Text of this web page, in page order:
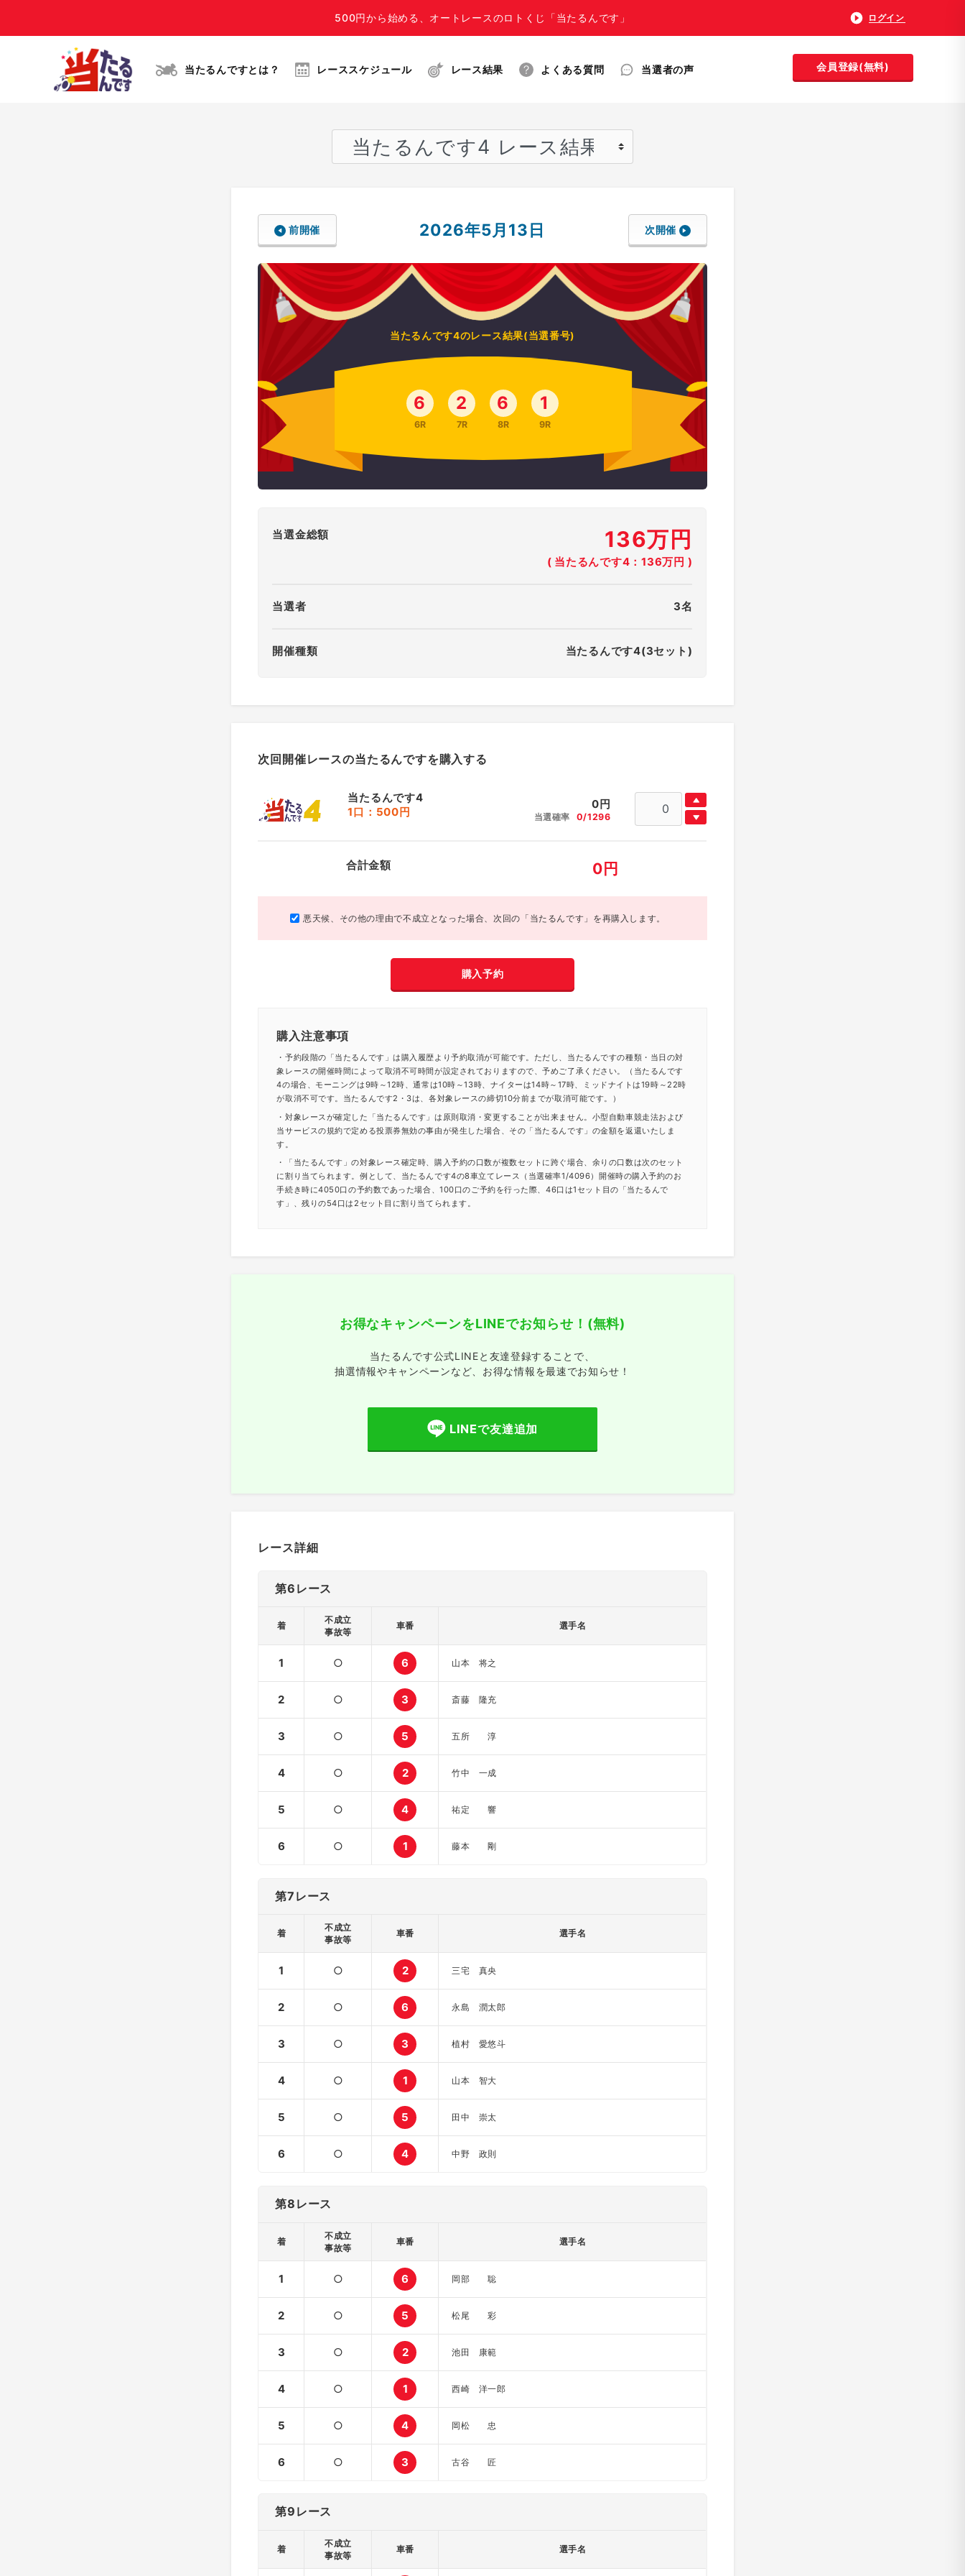
500円から始める、オートレースのロトくじ「当たるんです」 ログイン
当たるんですとは？ レーススケジュール レース結果 よくある質問 当選者の声 会員登録(無料)
前開催 2026年5月13日 次開催
当たるんです4のレース結果(当選番号)
6
6R
2
7R
6
8R
1
9R
当選金総額 136万円
( 当たるんです4：136万円 )
当選者 3名
開催種類 当たるんです4(3セット)
次回開催レースの当たるんですを購入する
当たるんです4
1口：500円
0円
当選確率 0/1296
合計金額 0 円
悪天候、その他の理由で不成立となった場合、次回の「当たるんです」を再購入します。
購入予約
購入注意事項
・予約段階の「当たるんです」は購入履歴より予約取消が可能です。ただし、当たるんですの種類・当日の対
象レースの開催時間によって取消不可時間が設定されておりますので、予めご了承ください。（当たるんです
4の場合、モーニングは9時～12時、通常は10時～13時、ナイターは14時～17時、ミッドナイトは19時～22時
が取消不可です。当たるんです2・3は、各対象レースの締切10分前までが取消可能です。）
・対象レースが確定した「当たるんです」は原則取消・変更することが出来ません。小型自動車競走法および
当サービスの規約で定める投票券無効の事由が発生した場合、その「当たるんです」の金額を返還いたしま
す。
・「当たるんです」の対象レース確定時、購入予約の口数が複数セットに跨ぐ場合、余りの口数は次のセット
に割り当てられます。例として、当たるんです4の8車立てレース（当選確率1/4096）開催時の購入予約のお
手続き時に4050口の予約数であった場合、100口のご予約を行った際、46口は1セット目の「当たるんで
す」、残りの54口は2セット目に割り当てられます。
お得なキャンペーンをLINEでお知らせ！ (無料)
当たるんです公式LINEと友達登録することで、
抽選情報やキャンペーンなど、 お得な情報を最速でお知らせ！
LINEで友達追加
レース詳細
第6レース
着
不成立
事故等
車番 選手名
1 ○ 6 山本 将之
2 ○ 3 斎藤 隆充
3 ○ 5 五所 淳
4 ○ 2 竹中 一成
5 ○ 4 祐定 響
6 ○ 1 藤本 剛
第7レース
着
不成立
事故等
車番 選手名
1 ○ 2 三宅 真央
2 ○ 6 永島 潤太郎
3 ○ 3 植村 愛悠斗
4 ○ 1 山本 智大
5 ○ 5 田中 崇太
6 ○ 4 中野 政則
第8レース
着
不成立
事故等
車番 選手名
1 ○ 6 岡部 聡
2 ○ 5 松尾 彩
3 ○ 2 池田 康範
4 ○ 1 西崎 洋一郎
5 ○ 4 岡松 忠
6 ○ 3 古谷 匠
第9レース
着
不成立
事故等
車番 選手名